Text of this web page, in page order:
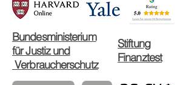
Bundesministerium
für Justiz und
Verbraucherschutz
Stiftung
Finanztest